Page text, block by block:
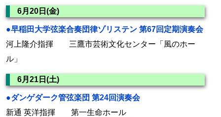
6月20日(金)
●早稲田大学弦楽合奏団律ゾリステン 第67回定期演奏会
河上隆介指揮 三鷹市芸術文化センター「風のホー
ル」
6月21日(土)
●ダンゲダーク管弦楽団 第24回演奏会
新通 英洋指揮 第一生命ホール